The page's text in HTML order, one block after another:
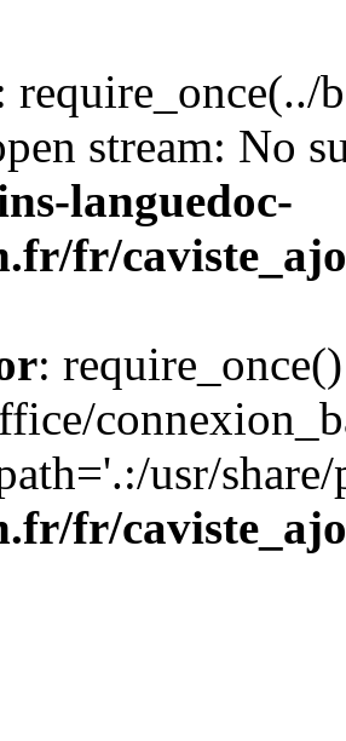
require_once(../
stream: No
languedoc-
fr/
:
usr/
fr/